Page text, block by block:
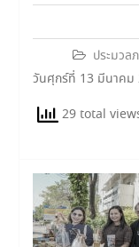
ประมวล
วันศุกร์ที่ 13 มีนาคม
29 total